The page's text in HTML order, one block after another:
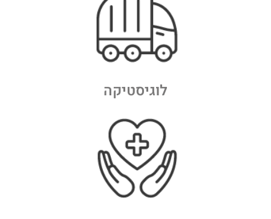
לוגיסטיקה